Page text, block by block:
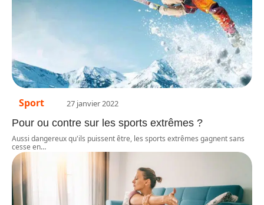
Sport 27 janvier 2022
Pour ou contre sur les sports extrêmes ?
Aussi dangereux qu'ils puissent être, les sports extrêmes gagnent sans
cesse en…